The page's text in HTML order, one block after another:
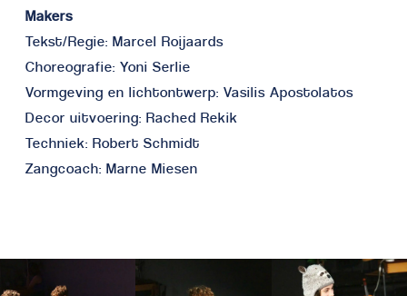
Makers
Tekst/Regie: Marcel Roijaards
Choreografie: Yoni Serlie
Vormgeving en lichtontwerp: Vasilis Apostolatos
Decor uitvoering: Rached Rekik
Techniek: Robert Schmidt
Zangcoach: Marne Miesen